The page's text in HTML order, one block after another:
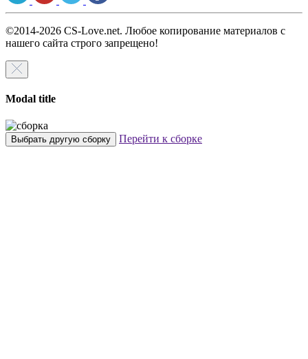
©2014-2026 CS-Love.net. Любое копирование материалов с
нашего сайта строго запрещено!
Modal title
Выбрать другую сборку Перейти к сборке